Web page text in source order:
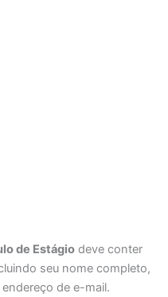
de Estágio deve conter
seu nome completo,
de e-mail.